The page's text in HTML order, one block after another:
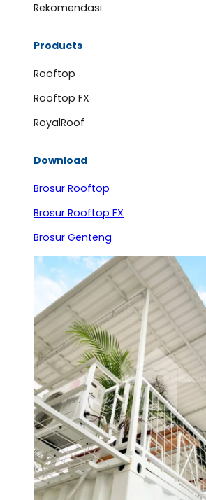
Rekomendasi
Products
Rooftop
Rooftop FX
RoyalRoof
Download
Brosur Rooftop
Brosur Rooftop FX
Brosur Genteng